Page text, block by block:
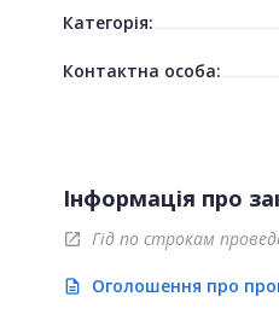
Категорія:
Контактна особа:
Інформація про
open_in_new Гід по строкам
description Оголошення про